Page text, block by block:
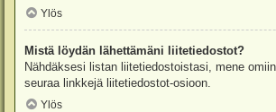
Ylös
Mistä löydän lähettämäni liitetiedostot?
Nähdäksesi listan liitetiedostoistasi, mene
seuraa linkkejä liitetiedostot-osioon.
Ylös